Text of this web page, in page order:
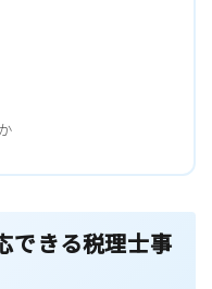
できる税理士事